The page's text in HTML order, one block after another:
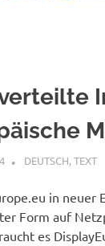
VGRASS
DEUTSCH,TEXT
in
Form auf
es